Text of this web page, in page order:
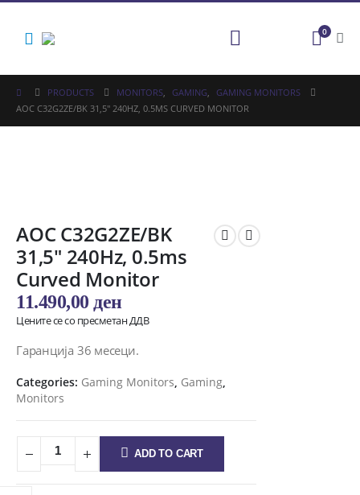
0
PRODUCTS MONITORS, GAMING,
GAMING MONITORS
AOC C32G2ZE/BK 31,5″ 240HZ, 0.5MS CURVED MONITOR
AOC C32G2ZE/BK
31,5″ 240Hz, 0.5ms
Curved Monitor
11.490,00 ден
Цените се со пресметан ДДВ
Гаранција 36 месеци.
Categories: Gaming Monitors, Gaming,
Monitors
ADD TO CART